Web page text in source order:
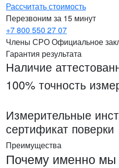
Рассчитать стоимость
Перезвоним за 15 минут
+7 800 550 27 07
Члены СРООфициальное
Гарантия результата
Наличие
100% точность
Измерительные
сертификат поверки
Преимущества
Почему именно мы